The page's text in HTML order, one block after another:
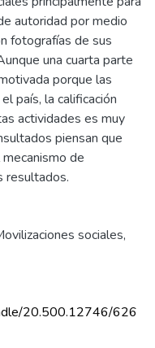
autoridad por medio
fotografías de sus
una cuarta parte
porque las
país, la calificación
actividades es muy
piensan que
de
resultados.
sociales,
20.500.12746/626